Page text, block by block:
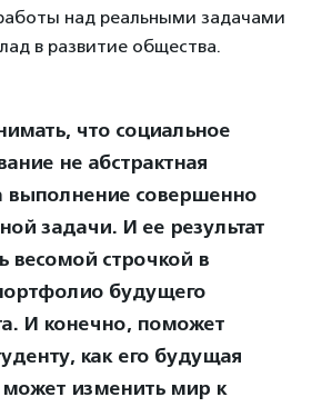
над реальными задачами
в развитие общества.
что социальное
не абстрактная
выполнение совершенно
задачи. И ее результат
весомой строчкой в
будущего
И конечно, поможет
как его будущая
изменить мир к